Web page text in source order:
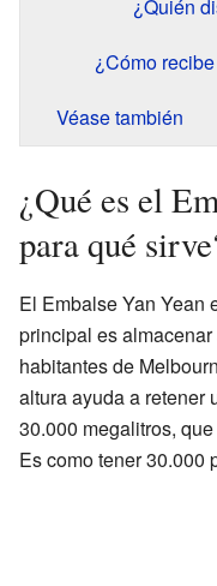
¿Quién
¿Cómo
Véase también
¿Qué es el
para qué
El Embalse Yan Yean
principal es
habitantes de
altura ayuda a retener
30.000 megalitros,
Es como tener 30.000